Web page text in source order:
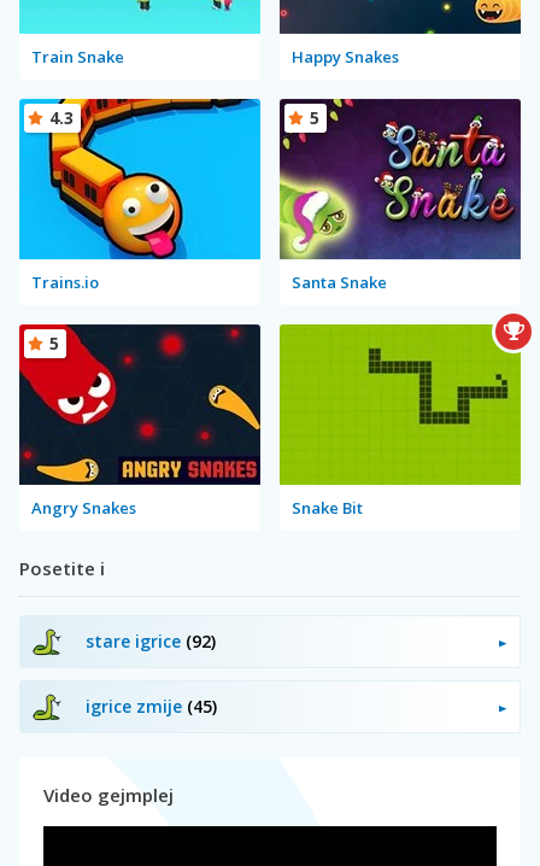
Train Snake Happy Snakes
Trains.io
4.3
Santa Snake
5
Angry Snakes
5
Snake Bit
Posetite i
stare igrice (92)
igrice zmije (45)
Video gejmplej